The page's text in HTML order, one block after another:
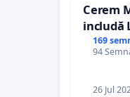
Cerem
includă
169
94
26 Jul